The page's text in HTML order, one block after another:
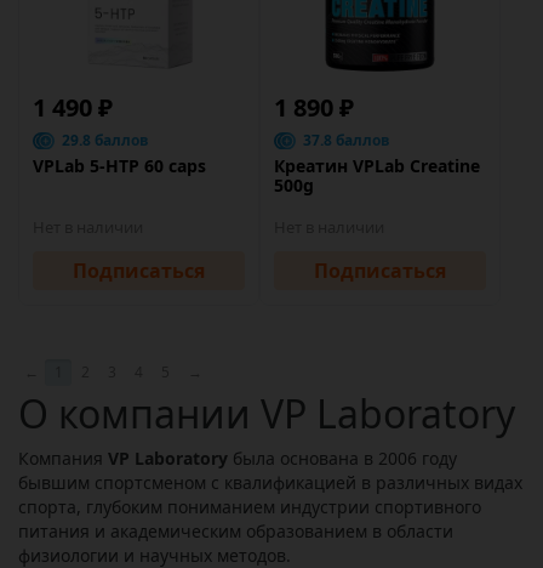
1 490 ₽
29.8 баллов
VPLab 5-HTP 60 caps
Подписаться
1 890 ₽
37.8 баллов
Креатин VPLab Creatine
500g
Подписаться
О компании VP Laboratory
Компания VP Laboratory была основана в 2006 году
бывшим спортсменом с квалификацией в различных видах
спорта, глубоким пониманием индустрии спортивного
питания и академическим образованием в области
физиологии и научных методов.